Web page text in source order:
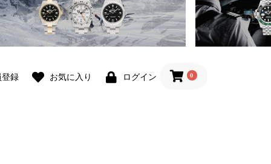
登録 お気に入り ログイン 0